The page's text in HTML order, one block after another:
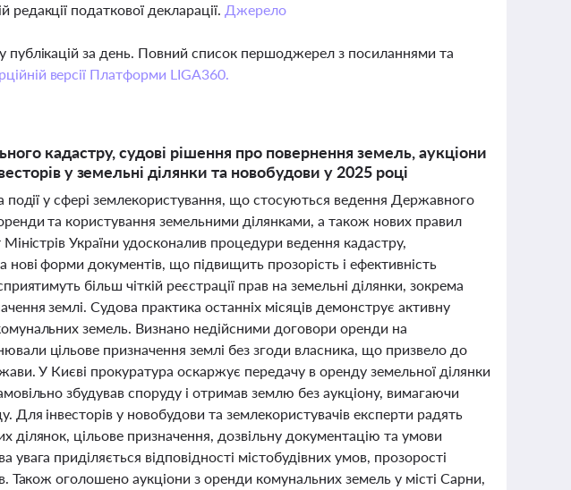
податкової декларації. Джерело
за день. Повний список першоджерел з посиланнями та
версії Платформи LIGA360.
кадастру, судові рішення про повернення земель, аукціони
у земельні ділянки та новобудови у 2025 році
події у сфері землекористування, що стосуються ведення Державного
та користування земельними ділянками, а також нових правил
України удосконалив процедури ведення кадастру,
нові форми документів, що підвищить прозорість і ефективність
більш чіткій реєстрації прав на земельні ділянки, зокрема
землі. Судова практика останніх місяців демонструє активну
земель. Визнано недійсними договори оренди на
цільове призначення землі без згоди власника, що призвело до
У Києві прокуратура оскаржує передачу в оренду земельної ділянки
збудував споруду і отримав землю без аукціону, вимагаючи
Для інвесторів у новобудови та землекористувачів експерти радять
ділянок, цільове призначення, дозвільну документацію та умови
приділяється відповідності містобудівних умов, прозорості
Також оголошено аукціони з оренди комунальних земель у місті Сарни,